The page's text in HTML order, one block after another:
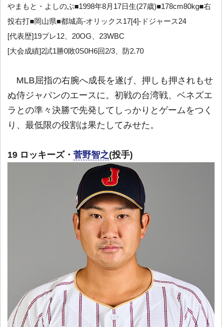
やまもと・よしのぶ■1998年8月17日生(27歳)■178cm80kg■右
投右打■岡山県■都城高-オリックス17[4]-ドジャース24
[代表歴]19プレ12、20OG、23WBC
[大会成績]2試1勝0敗0S0H6回2/3、防2.70
MLB屈指の右腕へ成長を遂げ、押しも押されもせ
ぬ侍ジャパンのエースに。初戦の台湾戦、ベネズエ
ラとの準々決勝で先発してしっかりとゲームをつく
り、最低限の役割は果たしてみせた。
19 ロッキーズ・ 菅野智之(投手)